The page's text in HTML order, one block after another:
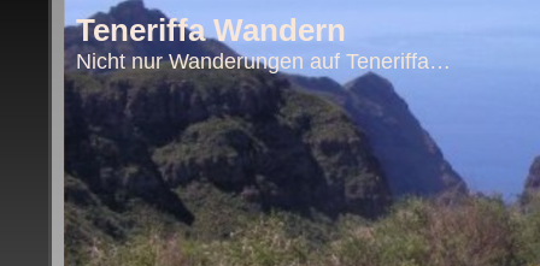
Teneriffa Wandern
Nicht nur Wanderungen auf Teneriffa…